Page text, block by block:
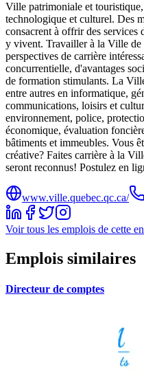
Ville patrimoniale et
technologique et culturel. Des
consacrent à offrir des
y vivent. Travailler à la Ville de
perspectives de carrière
concurrentielle, d'avantages
de formation stimulants. La
entre autres en informatique,
communications, loisirs et
environnement, police,
économique, évaluation
bâtiments et immeubles. Vous
créative? Faites carrière à la
seront reconnus! Postulez en
www.ville.quebec.qc.ca/
Voir tous les emplois de cette
Emplois similaires
Directeur de comptes